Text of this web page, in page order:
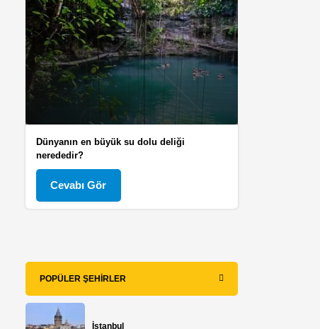
Dünyanın en büyük su dolu deliği
nerededir?
Cevabı Gör
POPÜLER ŞEHIRLER
İstanbul